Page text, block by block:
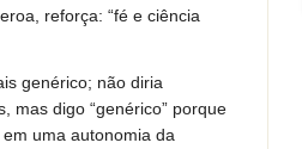
reforça: “fé e ciência
genérico; não diria
mas digo “genérico” porque
uma autonomia da